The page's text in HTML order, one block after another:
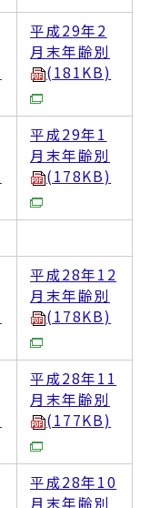
平成29年2
月末年齢別
(181KB)
平成29年1
月末年齢別
(178KB)
平成28年12
月末年齢別
(178KB)
平成28年11
月末年齢別
(177KB)
平成28年10
月末年齢別